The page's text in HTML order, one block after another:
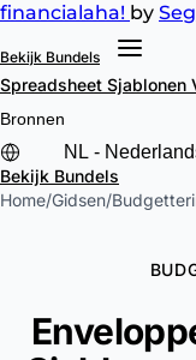
financialaha! by
Bekijk Bundels
Spreadsheet Sjablonen
Bronnen
Bekijk Bundels
Home/Gidsen/